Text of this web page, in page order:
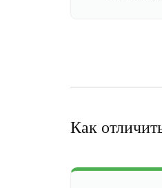
Как